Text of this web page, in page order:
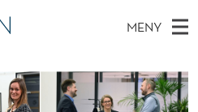
MENY